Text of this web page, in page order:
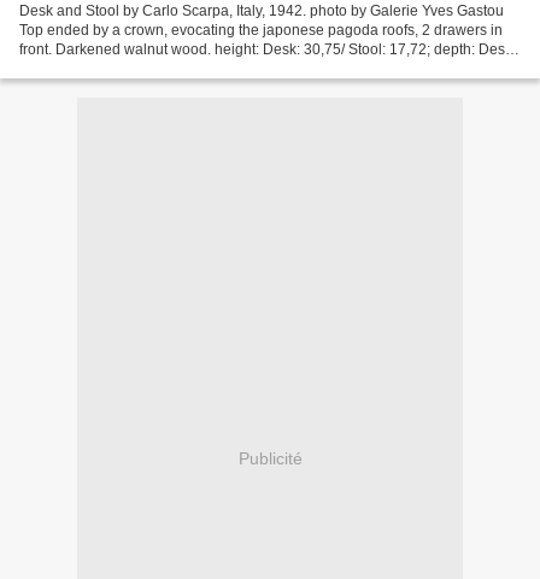
Desk and Stool by Carlo Scarpa, Italy, 1942. photo by Galerie Yves Gastou
Top ended by a crown, evocating the japonese pagoda roofs, 2 drawers in
front. Darkened walnut wood. height: Desk: 30,75/ Stool: 17,72; depth: Desk:
Publicité